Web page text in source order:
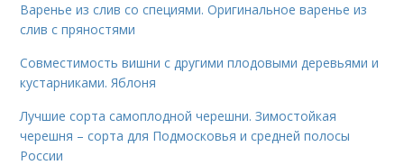
Варенье из слив со специями. Оригинальное варенье из
слив с пряностями
Совместимость вишни с другими плодовыми деревьями и
кустарниками. Яблоня
Лучшие сорта самоплодной черешни. Зимостойкая
черешня – сорта для Подмосковья и средней полосы
России